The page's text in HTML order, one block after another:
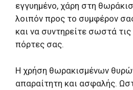
εγγυημένο, χάρη στη
λοιπόν προς το συμφέρον
και να συντηρείτε σωστά
πόρτες σας.
Η χρήση θωρακισμένων
απαραίτητη και ασφαλής.